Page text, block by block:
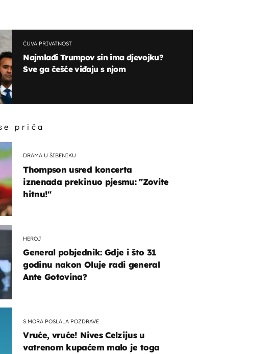
ČUVA PRIVATNOST
Najmlađi Trumpov sin ima djevojku?
Sve ga češće viđaju s njom
priča
DRAMA U ŠIBENIKU
Thompson usred koncerta
iznenada prekinuo pjesmu: "Zovite
hitnu!"
HEROJ
General pobjednik: Gdje i što 31
godinu nakon Oluje radi general
Ante Gotovina?
S MORA POSLALA POZDRAVE
Vruće, vruće! Nives Celzijus u
vatrenom kupaćem malo je toga